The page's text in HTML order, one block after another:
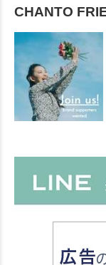
CHANTO